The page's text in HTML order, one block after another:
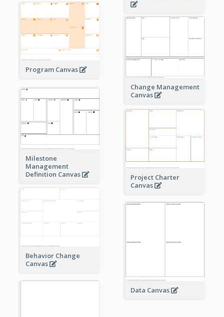
Program Canvas
Change Management
Canvas
Milestone
Management
Definition Canvas
Project Charter
Canvas
Behavior Change
Canvas
Data Canvas